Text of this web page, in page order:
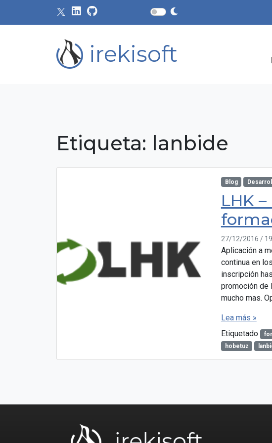
irekisoft
Etiqueta: lanbide
Blog
LHK
27/12/2016 /
Aplicación a
continua en
inscripción
promoción de
mucho mas.
Lea más »
Etiquetado
hobetuz